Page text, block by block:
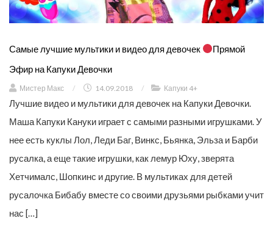
Самые лучшие мультики и видео для девочек
Прямой
Эфир на Капуки Девочки
Мистер Макс / 14.09.2018 / Капуки 4+
Лучшие видео и мультики для девочек на Капуки Девочки.
Маша Капуки Кануки играет с самыми разными игрушками. У
нее есть куклы Лол, Леди Баг, Винкс, Бьянка, Эльза и Барби
русалка, а еще такие игрушки, как лемур Юху, зверята
Хетчималс, Шопкинс и другие. В мультиках для детей
русалочка Бибабу вместе со своими друзьями рыбками учит
нас […]